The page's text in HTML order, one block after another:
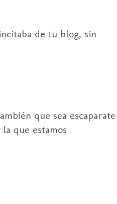
de tu blog, sin
que sea escaparate
que estamos